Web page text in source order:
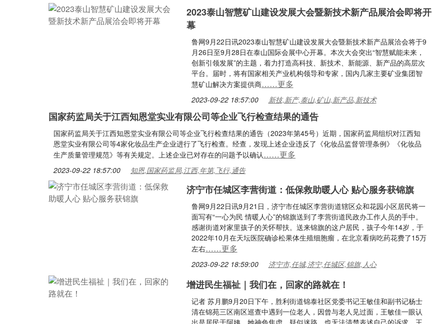
2023泰山智慧矿山建设发展大会暨新技术新产品展洽会即将开
幕
鲁网9月22日讯2023泰山智慧矿山建设发展大会暨新技术新产品展洽会将于9
月26日至9月28日在泰山国际会展中心开幕。本次大会突出“智慧赋能未来，
创新引领发展”的主题，着力打造高科技、新技术、新能源、新产品的高层次
平台。届时，将有国家相关产业机构领导和专家，国内几家主要矿业集团智
慧矿山解决方案提供商……更多
2023-09-22 18:57:00 新技,新产,泰山,矿山,新产品,新技术
国家药监局关于江西知恩堂实业有限公司等企业飞行检查结果的通告
国家药监局关于江西知恩堂实业有限公司等企业飞行检查结果的通告（2023年第45号）近期，国家药监局组织对江西知
恩堂实业有限公司等4家化妆品生产企业进行了飞行检查。经查，发现上述企业违反了《化妆品监督管理条例》《化妆品
生产质量管理规范》等有关规定。上述企业已对存在的问题予以确认……更多
2023-09-22 18:57:00 知恩,国家药监局,江西,年第,飞行,通告
济宁市任城区李营街道：低保救助暖人心 贴心服务获锦旗
鲁网9月22日讯9月21日，济宁市任城区李营街道辖区众和花园小区居民将一
面写有“一心为民 情暖人心”的锦旗送到了李营街道民政办工作人员的手中。
感谢街道对家里孩子的关怀帮扶。送来锦旗的这户居民，孩子今年14岁，于
2022年10月在天坛医院确诊松果体生殖细胞瘤，在北京看病吃药花费了15万
左右……更多
2023-09-22 18:59:00 济宁市,任城,济宁,任城区,锦旗,人心
增进民生福祉｜我们在，回家的路就在！
记者 苏月鹏9月20日下午，胜利街道锦泰社区党委书记王敏佳和副书记杨士
清在锦苑三区南区巡查中遇到一位老人，因曾与老人见过面，王敏佳一眼认
出是居民于阿姨，她神色焦虑，疑似迷路，也无法清楚表述自己的诉求，王